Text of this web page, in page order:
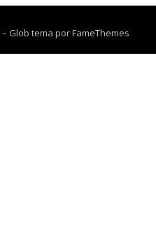
– Glob tema porFameThemes